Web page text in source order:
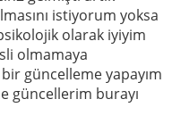
istiyorum yoksa
olarak iyiyim
olmamaya
güncelleme yapayım
güncellerim burayı